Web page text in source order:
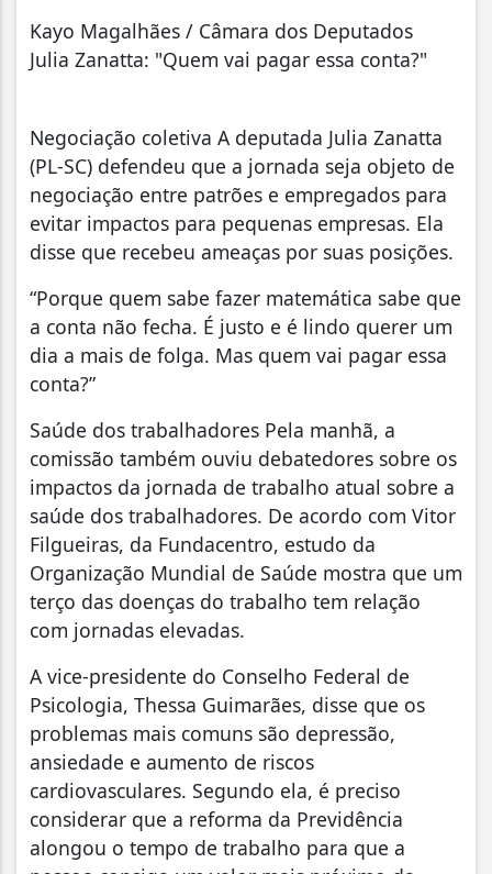
Kayo Magalhães / Câmara dos Deputados
Julia Zanatta: "Quem vai pagar essa conta?"
Negociação coletiva A deputada Julia Zanatta
(PL-SC) defendeu que a jornada seja objeto de
negociação entre patrões e empregados para
evitar impactos para pequenas empresas. Ela
disse que recebeu ameaças por suas posições.
“Porque quem sabe fazer matemática sabe que
a conta não fecha. É justo e é lindo querer um
dia a mais de folga. Mas quem vai pagar essa
conta?”
Saúde dos trabalhadores Pela manhã, a
comissão também ouviu debatedores sobre os
impactos da jornada de trabalho atual sobre a
saúde dos trabalhadores. De acordo com Vitor
Filgueiras, da Fundacentro, estudo da
Organização Mundial de Saúde mostra que um
terço das doenças do trabalho tem relação
com jornadas elevadas.
A vice-presidente do Conselho Federal de
Psicologia, Thessa Guimarães, disse que os
problemas mais comuns são depressão,
ansiedade e aumento de riscos
cardiovasculares. Segundo ela, é preciso
considerar que a reforma da Previdência
alongou o tempo de trabalho para que a